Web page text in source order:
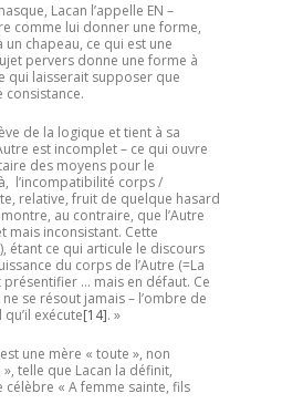
Lacan l’appelle EN –
comme lui donner une forme,
chapeau, ce qui est une
pervers donne une forme à
qui laisserait supposer que
consistance.
de la logique et tient à sa
est incomplet – ce qui ouvre
des moyens pour le
l’incompatibilité corps /
relative, fruit de quelque hasard
au contraire, que l’Autre
mais inconsistant. Cette
étant ce qui articule le discours
du corps de l’Autre (=La
présentifier … mais en défaut. Ce
se résout jamais – l’ombre de
exécute[14]. »
une mère « toute », non
telle que Lacan la définit,
« A femme sainte, fils